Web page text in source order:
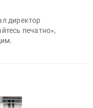
директор
печатно»,